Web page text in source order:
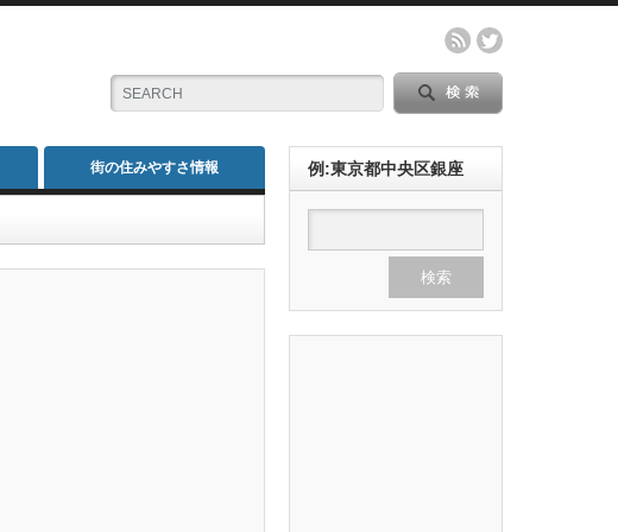
街の住みやすさ情報 例:東京都中央区銀座